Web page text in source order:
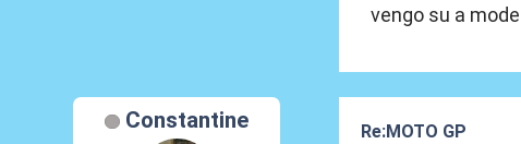
vengo su a
Constantine
Re:MOTO GP